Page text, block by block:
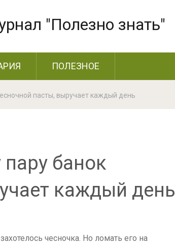
"Полезно знать"
ПОЛЕЗНОЕ
пасты, выручает каждый день
банок
каждый день
чесночка. Но ломать его на